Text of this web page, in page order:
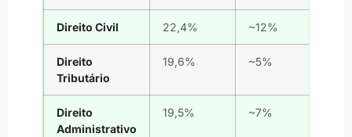
Direito Civil 22,4% ~12%
Direito
Tributário
19,6% ~5%
Direito
Administrativo
19,5% ~7%